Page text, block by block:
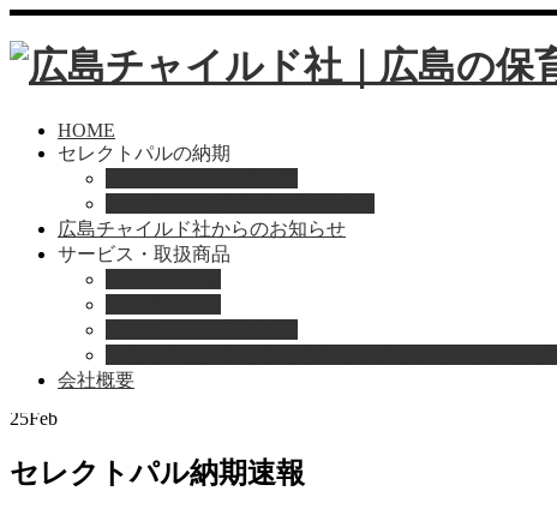
HOME
セレクトパルの納期
広島チャイルド社からのお知らせ
サービス・取扱商品
会社概要
Home
お知らせ
セレクトパル納期速報
25Feb
セレクトパル納期速報